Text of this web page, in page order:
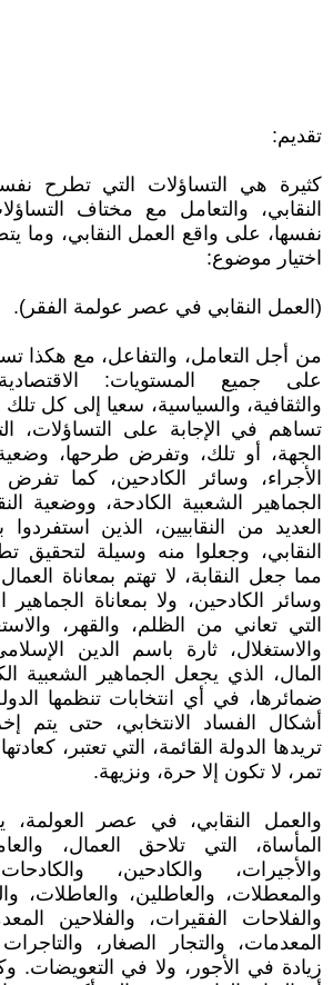
تقديم:
كثيرة هي التساؤلات التي تطرح
النقابي، والتعامل مع مختاف
نفسها، على واقع العمل النقابي، وما
اختيار موضوع:
(العمل النقابي في عصر عولمة الفقر).
من أجل التعامل، والتفاعل، مع هكذا
على جميع المستويات:
والثقافية، والسياسية، سعيا إلى كل
تساهم في الإجابة على التساؤلات،
الجهة، أو تلك، وتفرض طرحها،
الأجراء، وسائر الكادحين، كما
الجماهير الشعبية الكادحة، ووضعية
العديد من النقابيين، الذين استفردوا
النقابي، وجعلوا منه وسيلة لتحقيق
مما جعل النقابة، لا تهتم بمعاناة
وسائر الكادحين، ولا بمعاناة الجماهير
التي تعاني من الظلم، والقهر،
والاستغلال، ثارة باسم الدين
المال، الذي يجعل الجماهير الشعبية
ضمائرها، في أي انتخابات تنظمها
أشكال الفساد الانتخابي، حتى يتم
تريدها الدولة القائمة، التي تعتبر،
تمر، لا تكون إلا حرة، ونزيهة.
والعمل النقابي، في عصر العولمة،
المأساة، التي تلاحق العمال،
والأجيرات، والكادحين،
والمعطلات، والعاطلين، والعاطلات،
والفلاحات الفقيرات، والفلاحين
المعدمات، والتجار الصغار،
زيادة في الأجور، ولا في التعويضات.